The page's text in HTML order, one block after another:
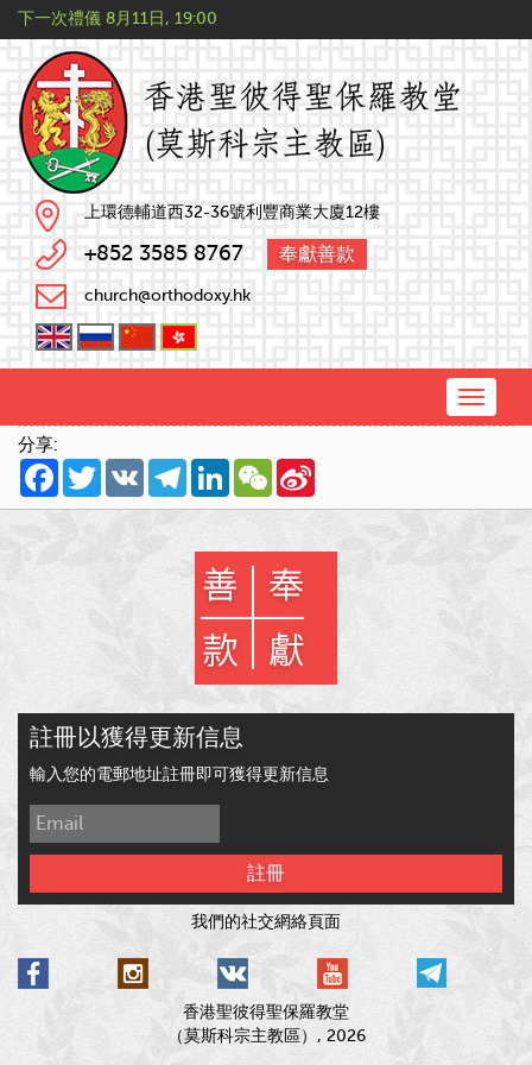
下一次禮儀 8月11日, 19:00
上環德輔道西32-36號利豐商業大廈12樓
+852 3585 8767 奉獻善款
church@orthodoxy.hk
Toggle
分享:
Facebook
TwitterVK TelegramLinkedInWeChat
註冊以獲得更新信息
輸入您的電郵地址註冊即可獲得更新信息
註冊
我們的社交網絡頁面
香港聖彼得聖保羅教堂
（莫斯科宗主教區）, 2026